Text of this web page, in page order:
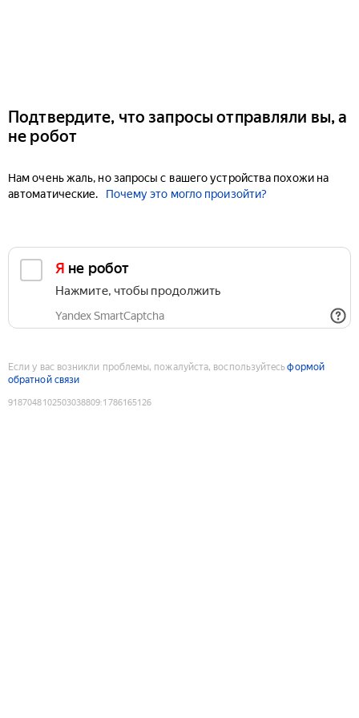
Подтвердите, что запросы отправляли вы, а
не робот
Нам очень жаль, но запросы с вашего устройства похожи на
автоматические.
Почему это могло произойти?
Я не робот
Нажмите, чтобы продолжить
Yandex SmartCaptcha
Если у вас возникли проблемы, пожалуйста, воспользуйтесьформой
обратной связи
9187048102503038809:1786165126